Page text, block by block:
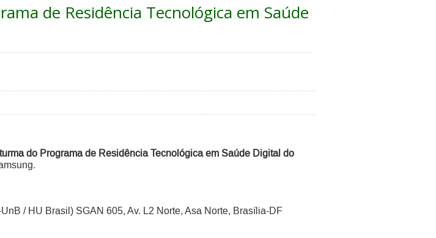
de Residência Tecnológica em Saúde
do Programa de Residência Tecnológica em Saúde Digital do
/ HU Brasil) SGAN 605, Av. L2 Norte, Asa Norte, Brasília-DF